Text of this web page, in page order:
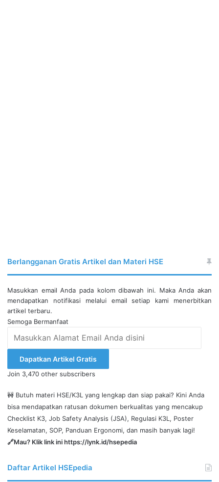
Berlangganan Gratis Artikel dan Materi HSE
Masukkan email Anda pada kolom dibawah ini. Maka Anda akan
mendapatkan notifikasi melalui email setiap kami menerbitkan
artikel terbaru.
Semoga Bermanfaat
Alamat
Anda
disini
Dapatkan Artikel Gratis
Join 3,470 other subscribers
🚧 Butuh materi HSE/K3L yang lengkap dan siap pakai? Kini Anda
bisa mendapatkan ratusan dokumen berkualitas yang mencakup
Checklist K3, Job Safety Analysis (JSA), Regulasi K3L, Poster
Keselamatan, SOP, Panduan Ergonomi, dan masih banyak lagi!
🔗Mau? Klik link inihttps://lynk.id/hsepedia
Daftar Artikel HSEpedia